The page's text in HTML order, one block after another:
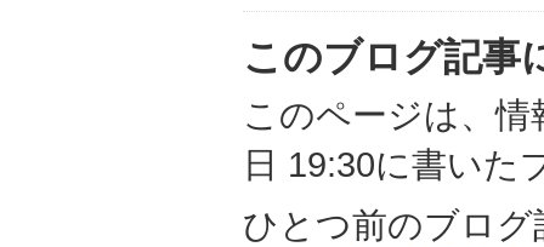
このブログ記事
このページは、情
日 19:30に書いた
ひとつ前のブログ